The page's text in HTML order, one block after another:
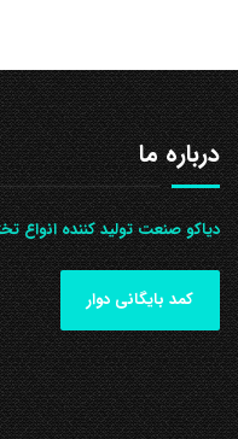
درباره ما
دیاکو صنعت تولید کننده انواع
کمد بایگانی دوار